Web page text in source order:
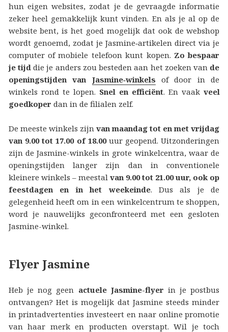
hun eigen websites, zodat je de gevraagde informatie
zeker heel gemakkelijk kunt vinden. En als je al op de
website bent, is het goed mogelijk dat ook de webshop
wordt genoemd, zodat je Jasmine‑artikelen direct via je
computer of mobiele telefoon kunt kopen. Zo bespaar
je tijd die je anders zou besteden aan het zoeken van de
openingstijden van Jasmine‑winkels of door in de
winkels rond te lopen. Snel en efficiënt. En vaak veel
goedkoper dan in de filialen zelf.
De meeste winkels zijn van maandag tot en met vrijdag
van 9.00 tot 17.00 of 18.00uur geopend. Uitzonderingen
zijn de Jasmine-winkels in grote winkelcentra, waar de
openingstijden langer zijn dan in conventionele
kleinere winkels – meestal van 9.00 tot 21.00 uur, ook op
feestdagen en in het weekeinde. Dus als je de
gelegenheid heeft om in een winkelcentrum te shoppen,
word je nauwelijks geconfronteerd met een gesloten
Jasmine-winkel.
Flyer Jasmine
Heb je nog geen actuele Jasmine-flyer in je postbus
ontvangen? Het is mogelijk dat Jasmine steeds minder
in printadvertenties investeert en naar online promotie
van haar merk en producten overstapt. Wil je toch